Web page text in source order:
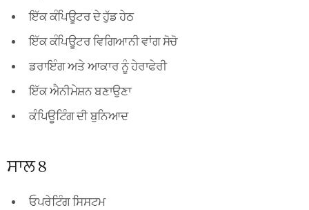
ਇੱਕ ਕੰਪਿਊਟਰ ਦੇ ਹੁੱਡ ਹੇਠ
ਇੱਕ ਕੰਪਿਊਟਰ ਵਿਗਿਆਨੀ ਵਾਂਗ ਸੋਚੋ
ਡਰਾਇੰਗ ਅਤੇ ਆਕਾਰ ਨੂੰ ਹੇਰਾਫੇਰੀ
ਇੱਕ ਐਨੀਮੇਸ਼ਨ ਬਣਾਉਣਾ
ਕੰਪਿਊਟਿੰਗ ਦੀ ਬੁਨਿਆਦ
ਸਾਲ 8
ਓਪਰੇਟਿੰਗ ਸਿਸਟਮ